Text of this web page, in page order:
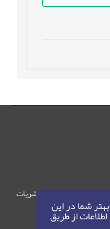
شما در این
از طریق
به سامانه مدیریت نشریات
است.
1405-1396